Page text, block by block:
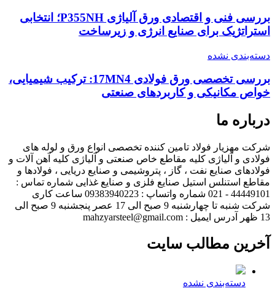
بررسی فنی و اقتصادی ورق آلیاژی P355NH؛ انتخابی
استراتژیک برای صنایع انرژی و زیرساخت
دسته‌بندی نشده
بررسی تخصصی ورق فولادی 17MN4: ترکیب شیمیایی،
خواص مکانیکی و کاربردهای صنعتی
درباره ما
شرکت مهزیار فولاد تامین کننده تخصصی انواع ورق و لوله های
فولادی و آلیاژی کلیه مقاطع خاص صنعتی و آلیاژی کلیه آهن آلات و
فولادهای صنایع نفت ، گاز ، پتروشیمی و صنایع دریایی ، فولادها و
مقاطع استنلس استیل صنایع فلزی و صنایع غذایی شماره تماس :
44449101 - 021 شماره واتساپ : 09383940223 ساعت کاری
شرکت شنبه تا چهارشنبه 9 صبح الی 17 عصر پنجشنبه 9 صبح الی
13 ظهر آدرس ایمیل : mahzyarsteel@gmail.com
آخرین مطالب سایت
دسته‌بندی نشده